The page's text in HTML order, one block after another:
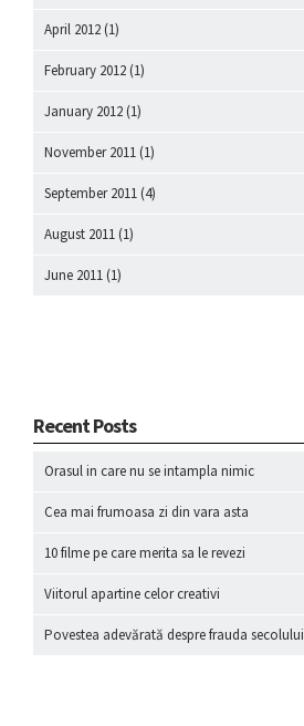
April 2012 (1)
February 2012 (1)
January 2012 (1)
November 2011 (1)
September 2011 (4)
August 2011 (1)
June 2011 (1)
Recent Posts
Orasul in care nu se intampla nimic
Cea mai frumoasa zi din vara asta
10 filme pe care merita sa le revezi
Viitorul apartine celor creativi
Povestea adevărată despre frauda secolului